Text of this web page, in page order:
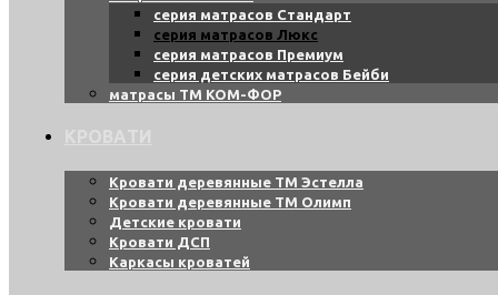
серия матрасов Стандарт
серия матрасов Люкс
серия матрасов Премиум
серия детских матрасов Бейби
матрасы ТМ КОМ-ФОР
Кровати деревянные ТМ Эстелла
Кровати деревянные ТМ Олимп
Детские кровати
Кровати ДСП
Каркасы кроватей